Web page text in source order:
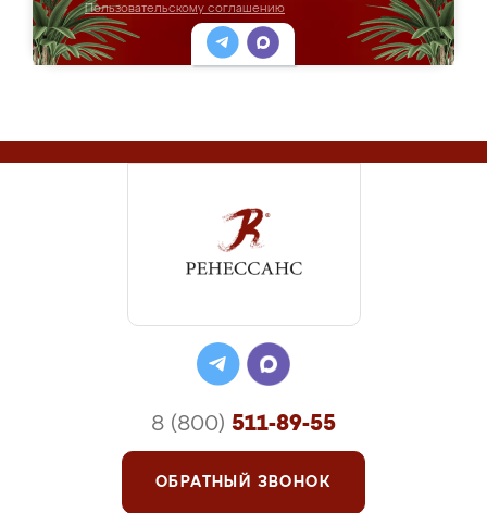
Пользовательскому соглашению
8 (800) 511-89-55
ОБРАТНЫЙ ЗВОНОК